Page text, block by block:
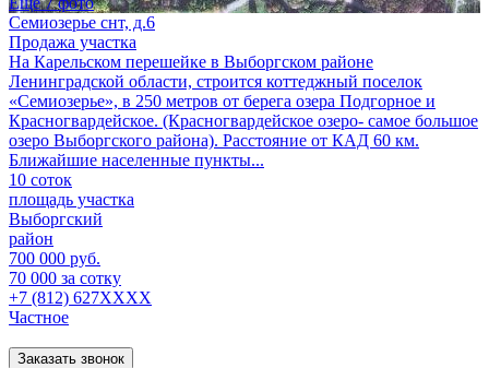
Семиозерье снт, д.6
Продажа участка
На Карельском перешейке в Выборгском районе
Ленинградской области, строится коттеджный поселок
«Семиозерье», в 250 метров от берега озера Подгорное и
Красногвардейское. (Красногвардейское озеро- самое большое
озеро Выборгского района). Расстояние от КАД 60 км.
Ближайшие населенные пункты...
10 соток
площадь участка
Выборгский
район
700 000 руб.
70 000 за сотку
+7 (812) 627XXXX
Частное
Заказать звонок